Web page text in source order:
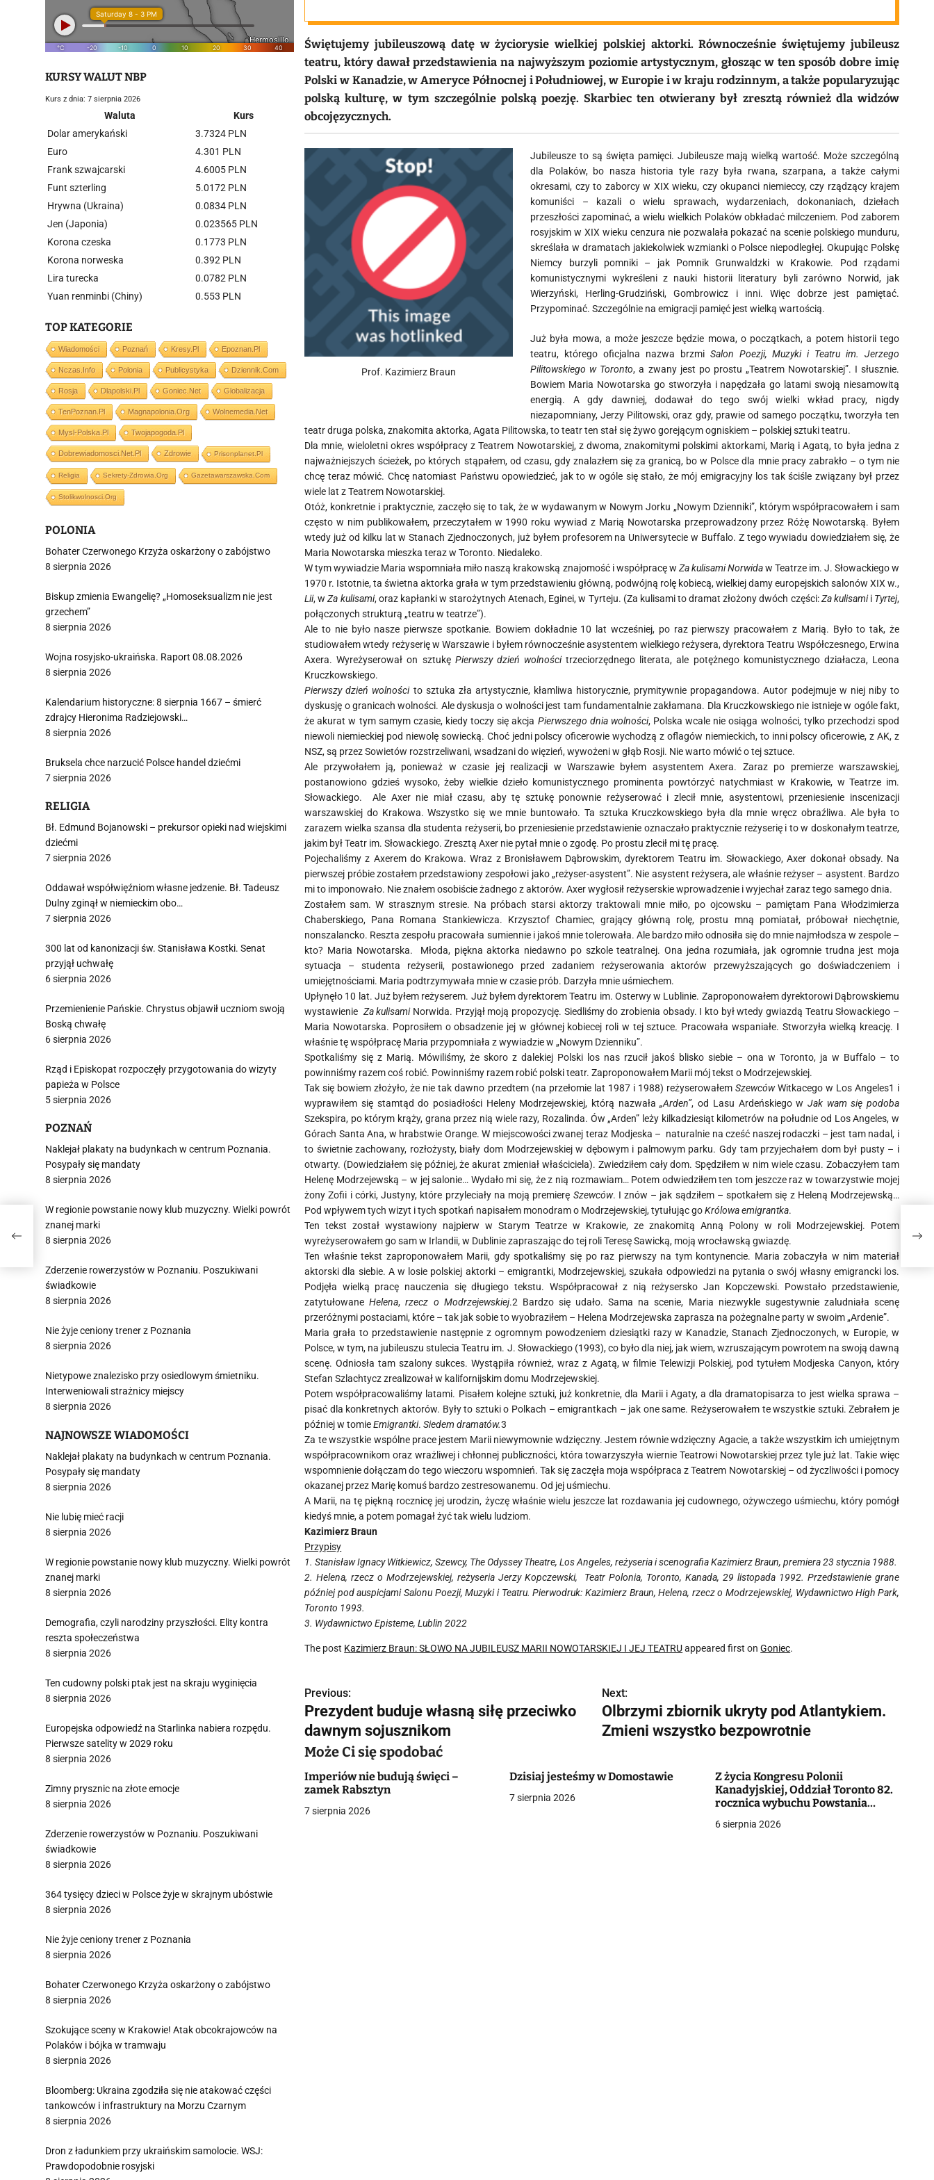
Świętujemy jubileuszową datę w życiorysie wielkiej polskiej aktorki. Równocześnie świętujemy jubileusz
teatru, który dawał przedstawienia na najwyższym poziomie artystycznym, głosząc w ten sposób dobre imię
Polski w Kanadzie, w Ameryce Północnej i Południowej, w Europie i w kraju rodzinnym, a także popularyzując
polską kulturę, w tym szczególnie polską poezję. Skarbiec ten otwierany był zresztą również dla widzów
obcojęzycznych.
Prof. Kazimierz Braun
Jubileusze to są święta pamięci. Jubileusze mają wielką wartość. Może szczególną
dla Polaków, bo nasza historia tyle razy była rwana, szarpana, a także całymi
okresami, czy to zaborcy w XIX wieku, czy okupanci niemieccy, czy rządzący krajem
komuniści – kazali o wielu sprawach, wydarzeniach, dokonaniach, dziełach
przeszłości zapominać, a wielu wielkich Polaków obkładać milczeniem. Pod zaborem
rosyjskim w XIX wieku cenzura nie pozwalała pokazać na scenie polskiego munduru,
skreślała w dramatach jakiekolwiek wzmianki o Polsce niepodległej. Okupując Polskę
Niemcy burzyli pomniki – jak Pomnik Grunwaldzki w Krakowie. Pod rządami
komunistycznymi wykreśleni z nauki historii literatury byli zarówno Norwid, jak
Wierzyński, Herling-Grudziński, Gombrowicz i inni. Więc dobrze jest pamiętać.
Przypominać. Szczególnie na emigracji pamięć jest wielką wartością.
Już była mowa, a może jeszcze będzie mowa, o początkach, a potem historii tego
teatru, którego oficjalna nazwa brzmi Salon Poezji, Muzyki i Teatru im. Jerzego
Pilitowskiego w Toronto, a zwany jest po prostu „Teatrem Nowotarskiej”. I słusznie.
Bowiem Maria Nowotarska go stworzyła i napędzała go latami swoją niesamowitą
energią. A gdy dawniej, dodawał do tego swój wielki wkład pracy, nigdy
niezapomniany, Jerzy Pilitowski, oraz gdy, prawie od samego początku, tworzyła ten
teatr druga polska, znakomita aktorka, Agata Pilitowska, to teatr ten stał się żywo gorejącym ogniskiem – polskiej sztuki teatru.
Dla mnie, wieloletni okres współpracy z Teatrem Nowotarskiej, z dwoma, znakomitymi polskimi aktorkami, Marią i Agatą, to była jedna z
najważniejszych ścieżek, po których stąpałem, od czasu, gdy znalazłem się za granicą, bo w Polsce dla mnie pracy zabrakło – o tym nie
chcę teraz mówić. Chcę natomiast Państwu opowiedzieć, jak to w ogóle się stało, że mój emigracyjny los tak ściśle związany był przez
wiele lat z Teatrem Nowotarskiej.
Otóż, konkretnie i praktycznie, zaczęło się to tak, że w wydawanym w Nowym Jorku „Nowym Dzienniki”, którym współpracowałem i sam
często w nim publikowałem, przeczytałem w 1990 roku wywiad z Marią Nowotarska przeprowadzony przez Różę Nowotarską. Byłem
wtedy już od kilku lat w Stanach Zjednoczonych, już byłem profesorem na Uniwersytecie w Buffalo. Z tego wywiadu dowiedziałem się, że
Maria Nowotarska mieszka teraz w Toronto. Niedaleko.
W tym wywiadzie Maria wspomniała miło naszą krakowską znajomość i współpracę w Za kulisami Norwidaw Teatrze im. J. Słowackiego w
1970 r. Istotnie, ta świetna aktorka grała w tym przedstawieniu główną, podwójną rolę kobiecą, wielkiej damy europejskich salonów XIX w.,
Lii, wZa kulisami, oraz kapłanki w starożytnych Atenach, Eginei, w Tyrteju. (Za kulisami to dramat złożony dwóch części:Za kulisamii Tyrtej,
połączonych strukturą „teatru w teatrze”).
Ale to nie było nasze pierwsze spotkanie. Bowiem dokładnie 10 lat wcześniej, po raz pierwszy pracowałem z Marią. Było to tak, że
studiowałem wtedy reżyserię w Warszawie i byłem równocześnie asystentem wielkiego reżysera, dyrektora Teatru Współczesnego, Erwina
Axera. Wyreżyserował on sztukę Pierwszy dzień wolnościtrzeciorzędnego literata, ale potężnego komunistycznego działacza, Leona
Kruczkowskiego.
Pierwszy dzień wolnościto sztuka zła artystycznie, kłamliwa historycznie, prymitywnie propagandowa. Autor podejmuje w niej niby to
dyskusję o granicach wolności. Ale dyskusja o wolności jest tam fundamentalnie zakłamana. Dla Kruczkowskiego nie istnieje w ogóle fakt,
że akurat w tym samym czasie, kiedy toczy się akcja Pierwszego dnia wolności, Polska wcale nie osiąga wolności, tylko przechodzi spod
niewoli niemieckiej pod niewolę sowiecką. Choć jedni polscy oficerowie wychodzą z oflagów niemieckich, to inni polscy oficerowie, z AK, z
NSZ, są przez Sowietów rozstrzeliwani, wsadzani do więzień, wywożeni w głąb Rosji. Nie warto mówić o tej sztuce.
Ale przywołałem ją, ponieważ w czasie jej realizacji w Warszawie byłem asystentem Axera. Zaraz po premierze warszawskiej,
postanowiono gdzieś wysoko, żeby wielkie dzieło komunistycznego prominenta powtórzyć natychmiast w Krakowie, w Teatrze im.
Słowackiego. Ale Axer nie miał czasu, aby tę sztukę ponownie reżyserować i zlecił mnie, asystentowi, przeniesienie inscenizacji
warszawskiej do Krakowa. Wszystko się we mnie buntowało. Ta sztuka Kruczkowskiego była dla mnie wręcz obraźliwa. Ale była to
zarazem wielka szansa dla studenta reżyserii, bo przeniesienie przedstawienie oznaczało praktycznie reżyserię i to w doskonałym teatrze,
jakim był Teatr im. Słowackiego. Zresztą Axer nie pytał mnie o zgodę. Po prostu zlecił mi tę pracę.
Pojechaliśmy z Axerem do Krakowa. Wraz z Bronisławem Dąbrowskim, dyrektorem Teatru im. Słowackiego, Axer dokonał obsady. Na
pierwszej próbie zostałem przedstawiony zespołowi jako „reżyser-asystent”. Nie asystent reżysera, ale właśnie reżyser – asystent. Bardzo
mi to imponowało. Nie znałem osobiście żadnego z aktorów. Axer wygłosił reżyserskie wprowadzenie i wyjechał zaraz tego samego dnia.
Zostałem sam. W strasznym stresie. Na próbach starsi aktorzy traktowali mnie miło, po ojcowsku – pamiętam Pana Włodzimierza
Chaberskiego, Pana Romana Stankiewicza. Krzysztof Chamiec, grający główną rolę, prostu mną pomiatał, próbował niechętnie,
nonszalancko. Reszta zespołu pracowała sumiennie i jakoś mnie tolerowała. Ale bardzo miło odnosiła się do mnie najmłodsza w zespole –
kto? Maria Nowotarska. Młoda, piękna aktorka niedawno po szkole teatralnej. Ona jedna rozumiała, jak ogromnie trudna jest moja
sytuacja – studenta reżyserii, postawionego przed zadaniem reżyserowania aktorów przewyższających go doświadczeniem i
umiejętnościami. Maria podtrzymywała mnie w czasie prób. Darzyła mnie uśmiechem.
Upłynęło 10 lat. Już byłem reżyserem. Już byłem dyrektorem Teatru im. Osterwy w Lublinie. Zaproponowałem dyrektorowi Dąbrowskiemu
wystawienie Za kulisamiNorwida. Przyjął moją propozycję. Siedliśmy do zrobienia obsady. I kto był wtedy gwiazdą Teatru Słowackiego –
Maria Nowotarska. Poprosiłem o obsadzenie jej w głównej kobiecej roli w tej sztuce. Pracowała wspaniałe. Stworzyła wielką kreację. I
właśnie tę współpracę Maria przypomniała z wywiadzie w „Nowym Dzienniku”.
Spotkaliśmy się z Marią. Mówiliśmy, że skoro z dalekiej Polski los nas rzucił jakoś blisko siebie – ona w Toronto, ja w Buffalo – to
powinniśmy razem coś robić. Powinniśmy razem robić polski teatr. Zaproponowałem Marii mój tekst o Modrzejewskiej.
Tak się bowiem złożyło, że nie tak dawno przedtem (na przełomie lat 1987 i 1988) reżyserowałem SzewcówWitkacego w Los Angeles1 i
wyprawiłem się stamtąd do posiadłości Heleny Modrzejewskiej, którą nazwała„Arden”, od Lasu Ardeńskiego w Jak wam się podoba
Szekspira, po którym krąży, grana przez nią wiele razy, Rozalinda. Ów „Arden” leży kilkadziesiąt kilometrów na południe od Los Angeles, w
Górach Santa Ana, w hrabstwie Orange. W miejscowości zwanej teraz Modjeska – naturalnie na cześć naszej rodaczki – jest tam nadal, i
to świetnie zachowany, rozłożysty, biały dom Modrzejewskiej w dębowym i palmowym parku. Gdy tam przyjechałem dom był pusty – i
otwarty. (Dowiedziałem się później, że akurat zmieniał właściciela). Zwiedziłem cały dom. Spędziłem w nim wiele czasu. Zobaczyłem tam
Helenę Modrzejewską – w jej salonie… Wydało mi się, że z nią rozmawiam… Potem odwiedziłem ten tom jeszcze raz w towarzystwie mojej
żony Zofii i córki, Justyny, które przyleciały na moją premierę Szewców. I znów – jak sądziłem – spotkałem się z Heleną Modrzejewską…
Pod wpływem tych wizyt i tych spotkań napisałem monodram o Modrzejewskiej, tytułując goKrólowa emigrantka.
Ten tekst został wystawiony najpierw w Starym Teatrze w Krakowie, ze znakomitą Anną Polony w roli Modrzejewskiej. Potem
wyreżyserowałem go sam w Irlandii, w Dublinie zapraszając do tej roli Teresę Sawicką, moją wrocławską gwiazdę.
Ten właśnie tekst zaproponowałem Marii, gdy spotkaliśmy się po raz pierwszy na tym kontynencie. Maria zobaczyła w nim materiał
aktorski dla siebie. A w losie polskiej aktorki – emigrantki, Modrzejewskiej, szukała odpowiedzi na pytania o swój własny emigrancki los.
Podjęła wielką pracę nauczenia się długiego tekstu. Współpracował z nią reżysersko Jan Kopczewski. Powstało przedstawienie,
zatytułowaneHelena,rzecz o Modrzejewskiej.2 Bardzo się udało. Sama na scenie, Maria niezwykle sugestywnie zaludniała scenę
przeróżnymi postaciami, które – tak jak sobie to wyobraziłem – Helena Modrzejewska zaprasza na pożegnalne party w swoim „Ardenie”.
Maria grała to przedstawienie następnie z ogromnym powodzeniem dziesiątki razy w Kanadzie, Stanach Zjednoczonych, w Europie, w
Polsce, w tym, na jubileuszu stulecia Teatru im. J. Słowackiego (1993), co było dla niej, jak wiem, wzruszającym powrotem na swoją dawną
scenę. Odniosła tam szalony sukces. Wystąpiła również, wraz z Agatą, w filmie Telewizji Polskiej, pod tytułem Modjeska Canyon, który
Stefan Szlachtycz zrealizował w kalifornijskim domu Modrzejewskiej.
Potem współpracowaliśmy latami. Pisałem kolejne sztuki, już konkretnie, dla Marii i Agaty, a dla dramatopisarza to jest wielka sprawa –
pisać dla konkretnych aktorów. Były to sztuki o Polkach – emigrantkach – jak one same. Reżyserowałem te wszystkie sztuki. Zebrałem je
później w tomieEmigrantki.Siedem dramatów.3
Za te wszystkie wspólne prace jestem Marii niewymownie wdzięczny. Jestem równie wdzięczny Agacie, a także wszystkim ich umiejętnym
współpracownikom oraz wrażliwej i chłonnej publiczności, która towarzyszyła wiernie Teatrowi Nowotarskiej przez tyle już lat. Takie więc
wspomnienie dołączam do tego wieczoru wspomnień. Tak się zaczęła moja współpraca z Teatrem Nowotarskiej – od życzliwości i pomocy
okazanej przez Marię komuś bardzo zestresowanemu. Od jej uśmiechu.
A Marii, na tę piękną rocznicę jej urodzin, życzę właśnie wielu jeszcze lat rozdawania jej cudownego, ożywczego uśmiechu, który pomógł
kiedyś mnie, a potem pomagał żyć tak wielu ludziom.
Kazimierz Braun
Przypisy
1. Stanisław Ignacy Witkiewicz, Szewcy, The Odyssey Theatre, Los Angeles, reżyseria i scenografia Kazimierz Braun, premiera 23 stycznia 1988.
2. Helena, rzecz o Modrzejewskiej, reżyseria Jerzy Kopczewski, Teatr Polonia, Toronto, Kanada, 29 listopada 1992. Przedstawienie grane
później pod auspicjami Salonu Poezji, Muzyki i Teatru. Pierwodruk: Kazimierz Braun, Helena, rzecz o Modrzejewskiej, Wydawnictwo High Park,
Toronto 1993.
3. Wydawnictwo Episteme, Lublin 2022
The post Kazimierz Braun: SŁOWO NA JUBILEUSZ MARII NOWOTARSKIEJ I JEJ TEATRUappeared first onGoniec.
N
a
w
i
g
Previous:
Prezydent buduje własną siłę przeciwko
dawnym sojusznikom
Next:
Olbrzymi zbiornik ukryty pod Atlantykiem.
Zmieni wszystko bezpowrotnie
Może Ci się spodobać
Imperiów nie budują święci –
zamek Rabsztyn
7 sierpnia 2026
Dzisiaj jesteśmy w Domostawie
7 sierpnia 2026
Z życia Kongresu Polonii
Kanadyjskiej, Oddział Toronto 82.
rocznica wybuchu Powstania
6 sierpnia 2026
KURSY WALUT NBP
Kurs z dnia: 7 sierpnia 2026
Waluta
Kurs
Dolar amerykański
3.7324 PLN
Euro
4.301 PLN
Frank szwajcarski
4.6005 PLN
Funt szterling
5.0172 PLN
Hrywna (Ukraina)
0.0834 PLN
Jen (Japonia)
0.023565 PLN
Korona czeska
0.1773 PLN
Korona norweska
0.392 PLN
Lira turecka
0.0782 PLN
Yuan renminbi (Chiny)
0.553 PLN
TOP KATEGORIE
Wiadomości Poznań Kresy.pl Epoznan.pl
Nczas.info Polonia Publicystyka Dziennik.com
Rosja Dlapolski.pl Goniec.net Globalizacja
TenPoznan.pl Magnapolonia.org Wolnemedia.net
Mysl-Polska.pl Twojapogoda.pl
Dobrewiadomosci.net.pl Zdrowie Prisonplanet.pl
Religia Sekrety-Zdrowia.org Gazetawarszawska.com
Stolikwolnosci.org
POLONIA
Bohater Czerwonego Krzyża oskarżony o zabójstwo
8 sierpnia 2026
Biskup zmienia Ewangelię? „Homoseksualizm nie jest
grzechem”
8 sierpnia 2026
Wojna rosyjsko-ukraińska. Raport 08.08.2026
8 sierpnia 2026
Kalendarium historyczne: 8 sierpnia 1667 – śmierć
zdrajcy Hieronima Radziejowski…
8 sierpnia 2026
Bruksela chce narzucić Polsce handel dziećmi
7 sierpnia 2026
RELIGIA
Bł. Edmund Bojanowski – prekursor opieki nad wiejskimi
dziećmi
7 sierpnia 2026
Oddawał współwięźniom własne jedzenie. Bł. Tadeusz
Dulny zginął w niemieckim obo…
7 sierpnia 2026
300 lat od kanonizacji św. Stanisława Kostki. Senat
przyjął uchwałę
6 sierpnia 2026
Przemienienie Pańskie. Chrystus objawił uczniom swoją
Boską chwałę
6 sierpnia 2026
Rząd i Episkopat rozpoczęły przygotowania do wizyty
papieża w Polsce
5 sierpnia 2026
POZNAŃ
Naklejał plakaty na budynkach w centrum Poznania.
Posypały się mandaty
8 sierpnia 2026
W regionie powstanie nowy klub muzyczny. Wielki powrót
znanej marki
8 sierpnia 2026
Zderzenie rowerzystów w Poznaniu. Poszukiwani
świadkowie
8 sierpnia 2026
Nie żyje ceniony trener z Poznania
8 sierpnia 2026
Nietypowe znalezisko przy osiedlowym śmietniku.
Interweniowali strażnicy miejscy
8 sierpnia 2026
NAJNOWSZE WIADOMOŚCI
Naklejał plakaty na budynkach w centrum Poznania.
Posypały się mandaty
8 sierpnia 2026
Nie lubię mieć racji
8 sierpnia 2026
W regionie powstanie nowy klub muzyczny. Wielki powrót
znanej marki
8 sierpnia 2026
Demografia, czyli narodziny przyszłości. Elity kontra
reszta społeczeństwa
8 sierpnia 2026
Ten cudowny polski ptak jest na skraju wyginięcia
8 sierpnia 2026
Europejska odpowiedź na Starlinka nabiera rozpędu.
Pierwsze satelity w 2029 roku
8 sierpnia 2026
Zimny prysznic na złote emocje
8 sierpnia 2026
Zderzenie rowerzystów w Poznaniu. Poszukiwani
świadkowie
8 sierpnia 2026
364 tysięcy dzieci w Polsce żyje w skrajnym ubóstwie
8 sierpnia 2026
Nie żyje ceniony trener z Poznania
8 sierpnia 2026
Bohater Czerwonego Krzyża oskarżony o zabójstwo
8 sierpnia 2026
Szokujące sceny w Krakowie! Atak obcokrajowców na
Polaków i bójka w tramwaju
8 sierpnia 2026
Bloomberg: Ukraina zgodziła się nie atakować części
tankowców i infrastruktury na Morzu Czarnym
8 sierpnia 2026
Dron z ładunkiem przy ukraińskim samolocie. WSJ:
Prawdopodobnie rosyjski